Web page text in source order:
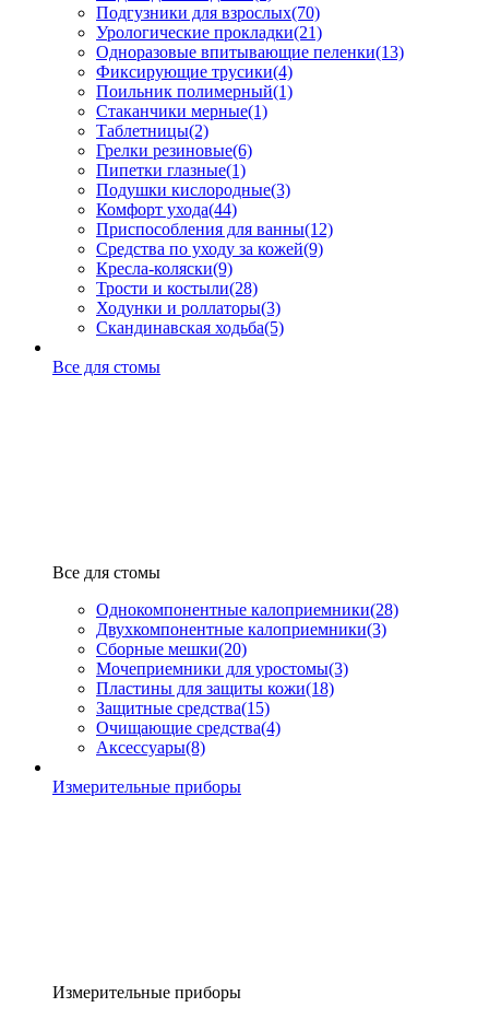
Подгузники для взрослых(70)
Урологические прокладки(21)
Одноразовые впитывающие пеленки(13)
Фиксирующие трусики(4)
Поильник полимерный(1)
Стаканчики мерные(1)
Таблетницы(2)
Грелки резиновые(6)
Пипетки глазные(1)
Подушки кислородные(3)
Комфорт ухода(44)
Приспособления для ванны(12)
Средства по уходу за кожей(9)
Кресла-коляски(9)
Трости и костыли(28)
Ходунки и роллаторы(3)
Скандинавская ходьба(5)
Все для стомы
Все для стомы
Однокомпонентные калоприемники(28)
Двухкомпонентные калоприемники(3)
Сборные мешки(20)
Мочеприемники для уростомы(3)
Пластины для защиты кожи(18)
Защитные средства(15)
Очищающие средства(4)
Аксессуары(8)
Измерительные приборы
Измерительные приборы